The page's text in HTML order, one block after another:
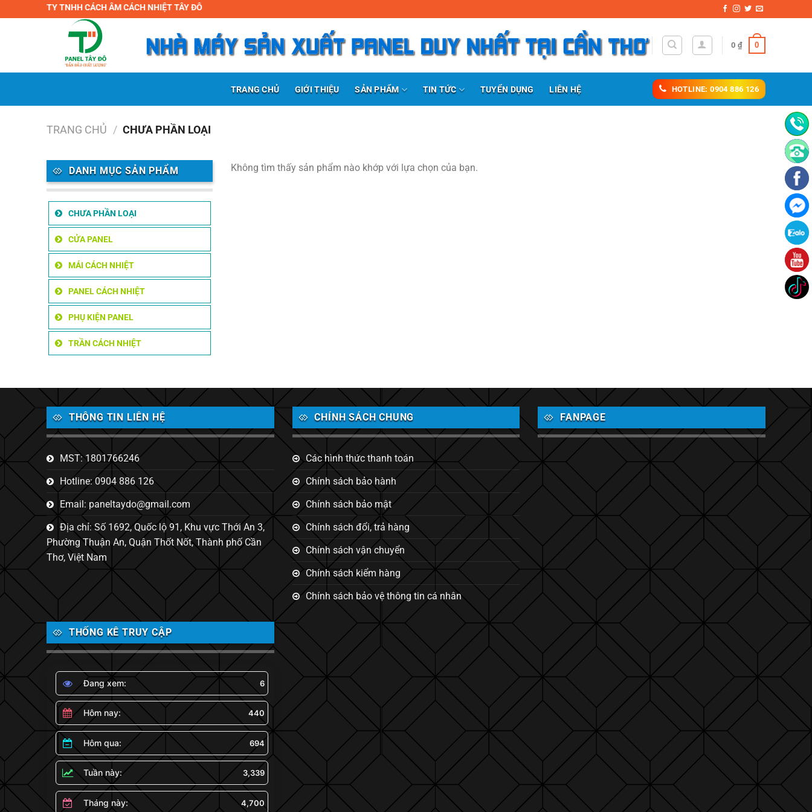
đến
CÔNG TY TNHH CÁCH ÂM CÁCH NHIỆT TÂY ĐÔ
0 ₫ 0
TRANG CHỦ GIỚI THIỆU SẢN PHẨM TIN TỨC TUYỂN DỤNG LIÊN HỆ HOTLINE: 0904 886 126
TRANG CHỦ / CHƯA PHẦN LOẠI
DANH MỤC SẢN PHẨM
CHƯA PHẦN LOẠI
CỬA PANEL
MÁI CÁCH NHIỆT
PANEL CÁCH NHIỆT
PHỤ KIỆN PANEL
TRẦN CÁCH NHIỆT
Không tìm thấy sản phẩm nào khớp với lựa chọn của bạn.
THÔNG TIN LIÊN HỆ
MST: 1801766246
Hotline: 0904 886 126
Email: paneltaydo@gmail.com
Địa chỉ: Số 1692, Quốc lộ 91, Khu vực Thới An 3,
Phường Thuận An, Quận Thốt Nốt, Thành phố Cần
Thơ, Việt Nam
CHÍNH SÁCH CHUNG
Các hình thức thanh toán
Chính sách bảo hành
Chính sách bảo mật
Chính sách đổi, trả hàng
Chính sách vận chuyển
Chính sách kiểm hàng
Chính sách bảo vệ thông tin cá nhân
FANPAGE
THỐNG KÊ TRUY CẬP
Đang xem: 6
Hôm nay: 440
Hôm qua: 694
Tuần này: 3,339
Tháng này: 4,700